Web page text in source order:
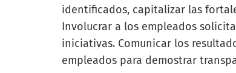
identificados, capitalizar las
Involucrar a los empleados
iniciativas. Comunicar los
empleados para demostrar